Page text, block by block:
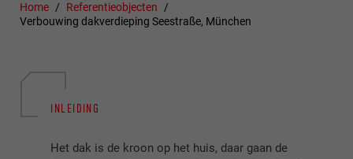
Home
Referentieobjecten
Verbouwing dakverdieping Seestraße, München
INLEIDING
Het dak is de kroon op het huis, daar gaan de